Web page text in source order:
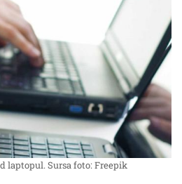
laptopul. Sursa foto: Freepik